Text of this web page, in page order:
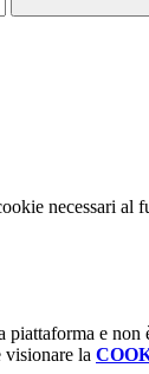
necessari al
piattaforma e non
visionare la